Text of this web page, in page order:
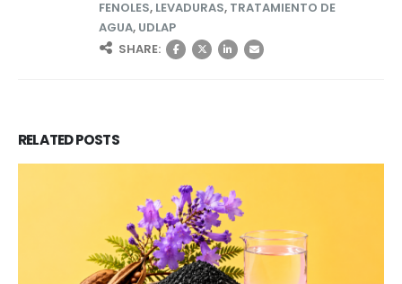
FENOLES, LEVADURAS, TRATAMIENTO DE
AGUA, UDLAP
SHARE:
RELATEDPOSTS